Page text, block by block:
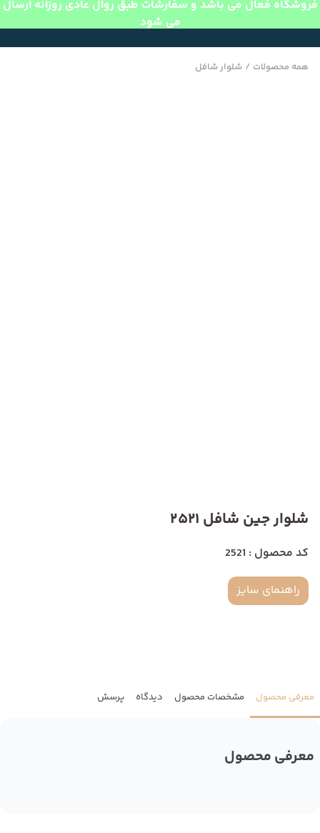
فروشگاه فعال می باشد و سفارشات طبق روال عادی روزانه ارسال
می شود
همه محصولات / شلوار شافل
شلوار جین شافل 2521
کد محصول : 2521
راهنمای سایز
معرفی محصول مشخصات محصول دیدگاه پرسش
معرفی محصول